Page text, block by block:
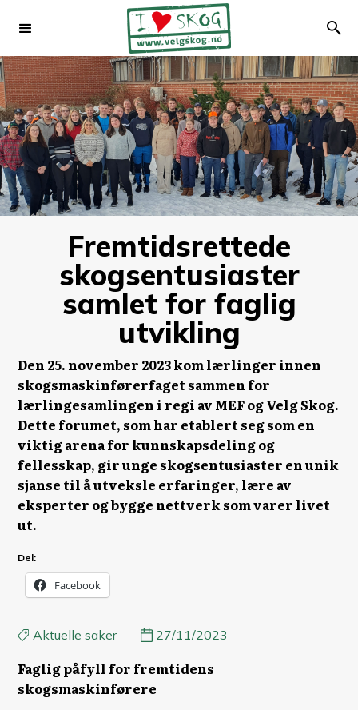
Fremtidsrettede
skogsentusiaster
samlet for faglig
utvikling
Den 25. november 2023 kom lærlinger innen
skogsmaskinførerfaget sammen for
lærlingesamlingen i regi av MEF og Velg Skog.
Dette forumet, som har etablert seg som en
viktig arena for kunnskapsdeling og
fellesskap, gir unge skogsentusiaster en unik
sjanse til å utveksle erfaringer, lære av
eksperter og bygge nettverk som varer livet
ut.
Del:
Facebook
Aktuelle saker 27/11/2023
Faglig påfyll for fremtidens
skogsmaskinførere